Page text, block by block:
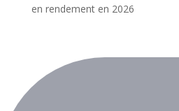
en rendement en 2026